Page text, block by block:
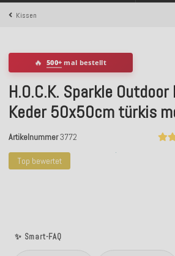
Über 120.000 erfolgreich
Kissen
Top bewertet
✨ Smart-FAQ
🔥 500+ mal bestellt
H.O.C.K. Sparkle
Keder 50x50cm türkis
Artikelnummer3772